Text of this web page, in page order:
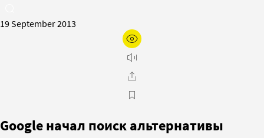
19 September 2013
Google начал поиск альтернативы